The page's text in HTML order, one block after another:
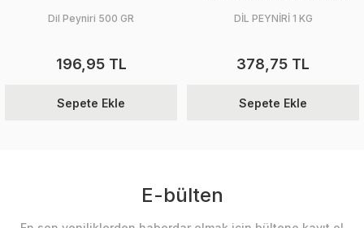
Dil Peyniri 500 GR
196,95 TL
Sepete Ekle
DİL PEYNİRİ 1 KG
378,75 TL
Sepete Ekle
E-bülten